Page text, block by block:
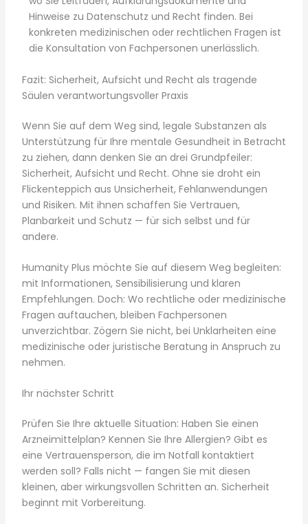
Hinweise zu Datenschutz und Recht finden. Bei
konkreten medizinischen oder rechtlichen Fragen ist
die Konsultation von Fachpersonen unerlässlich.
Fazit: Sicherheit, Aufsicht und Recht als tragende
Säulen verantwortungsvoller Praxis
Wenn Sie auf dem Weg sind, legale Substanzen als
Unterstützung für Ihre mentale Gesundheit in Betracht
zu ziehen, dann denken Sie an drei Grundpfeiler:
Sicherheit, Aufsicht und Recht. Ohne sie droht ein
Flickenteppich aus Unsicherheit, Fehlanwendungen
und Risiken. Mit ihnen schaffen Sie Vertrauen,
Planbarkeit und Schutz — für sich selbst und für
andere.
Humanity Plus möchte Sie auf diesem Weg begleiten:
mit Informationen, Sensibilisierung und klaren
Empfehlungen. Doch: Wo rechtliche oder medizinische
Fragen auftauchen, bleiben Fachpersonen
unverzichtbar. Zögern Sie nicht, bei Unklarheiten eine
medizinische oder juristische Beratung in Anspruch zu
nehmen.
Ihr nächster Schritt
Prüfen Sie Ihre aktuelle Situation: Haben Sie einen
Arzneimittelplan? Kennen Sie Ihre Allergien? Gibt es
eine Vertrauensperson, die im Notfall kontaktiert
werden soll? Falls nicht — fangen Sie mit diesen
kleinen, aber wirkungsvollen Schritten an. Sicherheit
beginnt mit Vorbereitung.